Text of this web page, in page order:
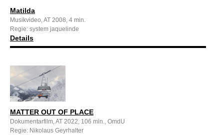
Matilda
Musikvideo, AT 2008, 4 min.
Regie: system jaquelinde
Details
MATTER OUT OF PLACE
Dokumentarfilm, AT 2022, 106 min., OmdU
Regie: Nikolaus Geyrhalter